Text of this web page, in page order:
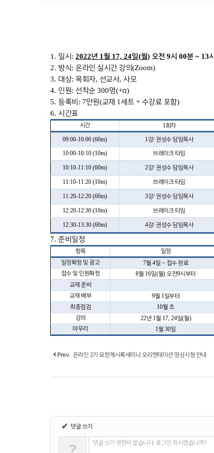
1. 일시 : 2022년 1월 17, 24일(월) 오전 9시 00분~ 13시
2. 방식: 온라인 실시간 강의(Zoom)
3. 대상: 목회자, 선교사, 사모
4. 인원: 선착순300명(+α)
5. 등록비 : 7만원(교재 1세트+ 수강료 포함)
6. 시간표
시간 1회차
09:00-10:00 (60m) 1강/권성수 담임목사
10:00-10:10 (10m) 브레이크 타임
10:10-11:10 (60m) 2강/권성수 담임목사
11:10-11:20 (10m) 브레이크 타임
11:20-12:20 (60m) 3강/권성수 담임목사
12:20-12:30 (10m) 브레이크 타임
12:30-13:30 (60m) 4강/권성수 담임목사
7. 준비일정
항목 일정
일정확정 및 광고
7월 4일 ~ 접수 완료
접수 및 인원확정
8월 16일(월)오전9시부터
교재 준비
교재 배부
9월 1일부터
최종점검
10월 초
강의
22년 1월 17, 24일(월)
마무리 1월30일
Prev 온라인 2기 요한계시록세미나 오리엔테이션 영상시청 안내
✔ 댓글 쓰기
댓글 쓰기 권한이 없습니다. 로그인 하시겠습니까?